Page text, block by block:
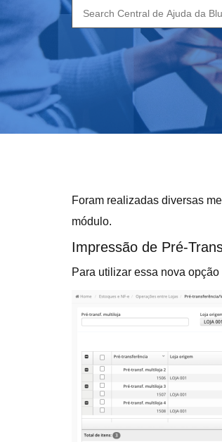
Search
for:
Foram realizadas diversas
módulo.
Impressão de Pré-
Para utilizar essa nova